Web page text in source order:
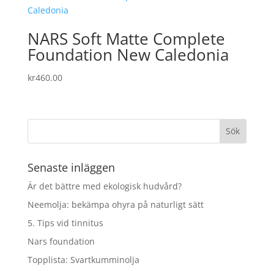
kr345.00.
NARS Soft Matte Complete
Foundation New Caledonia
kr460.00
Senaste inläggen
Är det bättre med ekologisk hudvård?
Neemolja: bekämpa ohyra på naturligt sätt
5. Tips vid tinnitus
Nars foundation
Topplista: Svartkumminolja